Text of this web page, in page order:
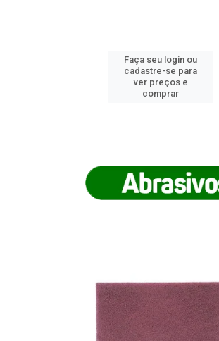
Faça seu login ou
cadastre-se para
ver preços e
comprar